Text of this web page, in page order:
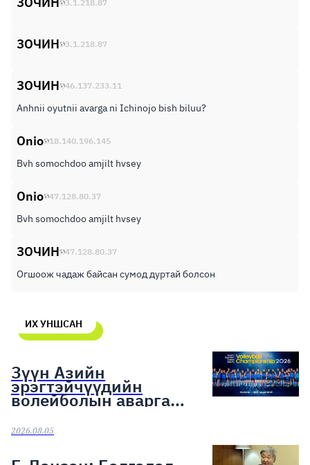
3.1.218.87
ЗОЧИН 3.1.218.87
ЗОЧИН 46.137.233.11
Anhnii oyutnii avarga ni Ichinojo bish biluu?
Onio 18.140.196.145
Bvh somochdoo amjilt hvsey
Onio 47.128.80.37
Bvh somochdoo amjilt hvsey
ЗОЧИН 47.128.80.37
Огшоож чадаж байсан сумод дуртай болсон
ИХ УНШСАН
Зүүн Азийн
эрэгтэйчүүдийн
волейболын аварга
шалгаруулах тэмцээн
эхэллээ
2026.08.05